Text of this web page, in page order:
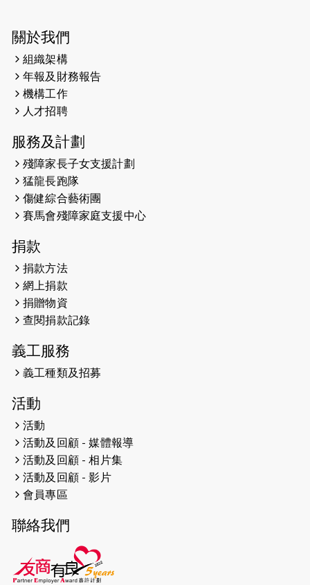
2026-05-28
2026-05-22
2026-05-21
2026-05-14
（19:00開始）
2026-05-07
開始）
2026-04-30
2026-04-25
2026-04-24
2026-04-23
2026-04-19
2026-04-16
猛龍長跑隊恆常練習 - 4月16日
（19:00開始）
2026-04-12
2026-04-11
2026-04-10 太古家＋賞系列：漫步魔術與音樂
關於我們
組織架構
年報及財務報告
機構工作
人才招聘
服務及計劃
殘障家長子女支援計劃
猛龍長跑隊
傷健綜合藝術團
賽馬會殘障家庭支援中心
捐款
捐款方法
網上捐款
捐贈物資
查閱捐款記錄
義工服務
義工種類及招募
活動
活動
活動及回顧 - 媒體報導
活動及回顧 - 相片集
活動及回顧 - 影片
會員專區
聯絡我們